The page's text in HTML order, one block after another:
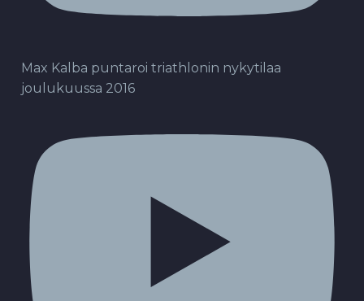
Max Kalba puntaroi triathlonin nykytilaa
joulukuussa 2016